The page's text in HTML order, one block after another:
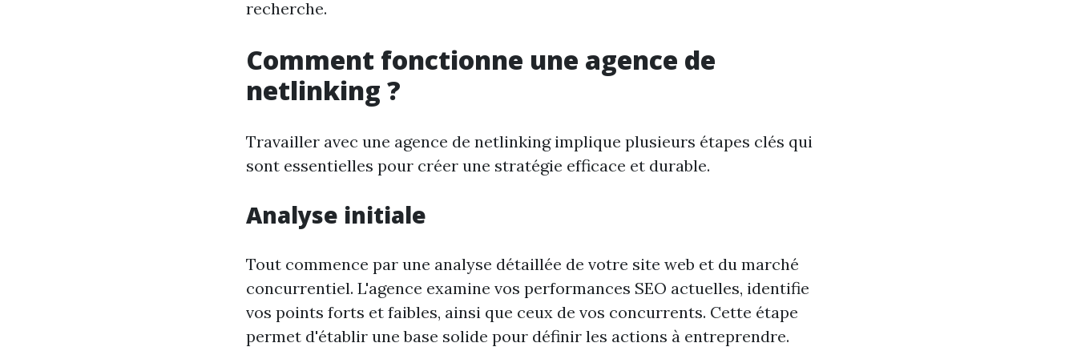
recherche.
Comment fonctionne une agence de
netlinking ?
Travailler avec une agence de netlinking implique plusieurs étapes clés qui
sont essentielles pour créer une stratégie efficace et durable.
Analyse initiale
Tout commence par une analyse détaillée de votre site web et du marché
concurrentiel. L'agence examine vos performances SEO actuelles, identifie
vos points forts et faibles, ainsi que ceux de vos concurrents. Cette étape
permet d'établir une base solide pour définir les actions à entreprendre.